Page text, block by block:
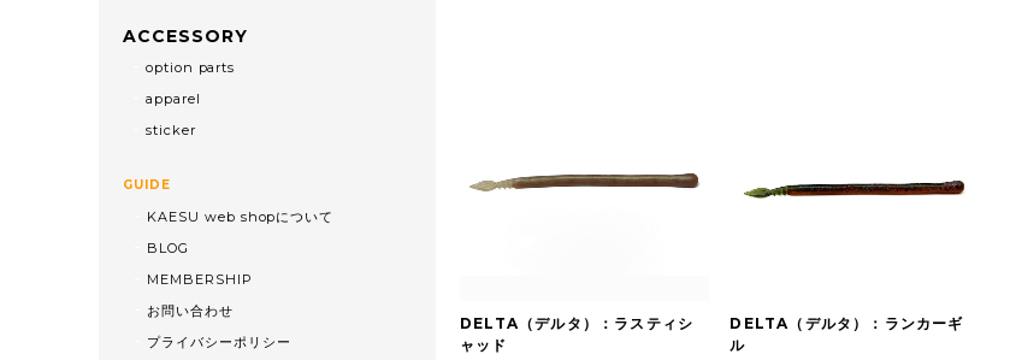
DELTA（デルタ）：ラスティシ
ャッド
DELTA（デルタ）：ランカーギ
ル
ACCESSORY
option parts
apparel
sticker
GUIDE
KAESU web shopについて
BLOG
MEMBERSHIP
お問い合わせ
プライバシーポリシー